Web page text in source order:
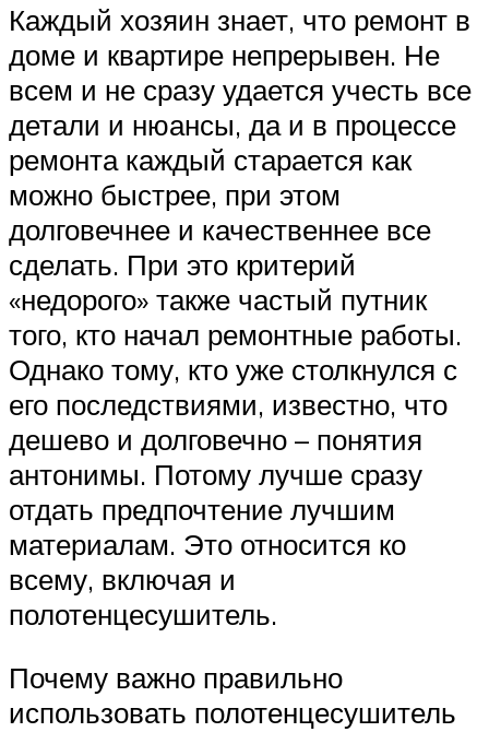
Каждый хозяин знает, что ремонт в
доме и квартире непрерывен. Не
всем и не сразу удается учесть все
детали и нюансы, да и в процессе
ремонта каждый старается как
можно быстрее, при этом
долговечнее и качественнее все
сделать. При это критерий
«недорого» также частый путник
того, кто начал ремонтные работы.
Однако тому, кто уже столкнулся с
его последствиями, известно, что
дешево и долговечно – понятия
антонимы. Потому лучше сразу
отдать предпочтение лучшим
материалам. Это относится ко
всему, включая и
полотенцесушитель.
Почему важно правильно
использовать полотенцесушитель